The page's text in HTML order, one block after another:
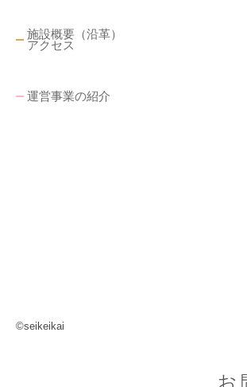
施設概要（沿革）
アクセス
運営事業の紹介
©seikeikai